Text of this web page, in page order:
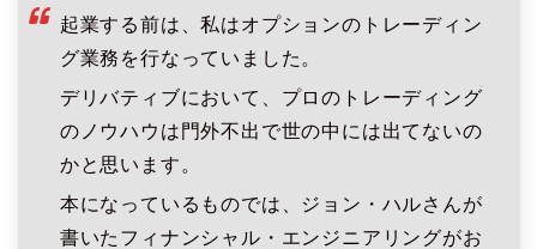
起業する前は、私はオプションのトレーディン
グ業務を行なっていました。
デリバティブにおいて、プロのトレーディング
のノウハウは門外不出で世の中には出てないの
かと思います。
本になっているものでは、ジョン・ハルさんが
書いたフィナンシャル・エンジニアリングがお